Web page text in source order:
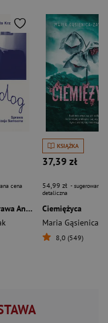
cena
Psycholog. Sprawa Andrzeja Samsona
KSIĄŻKA
37,39 zł
54,99 zł - sugerowana
detaliczna
Ciemiężyca
8,0 (549)